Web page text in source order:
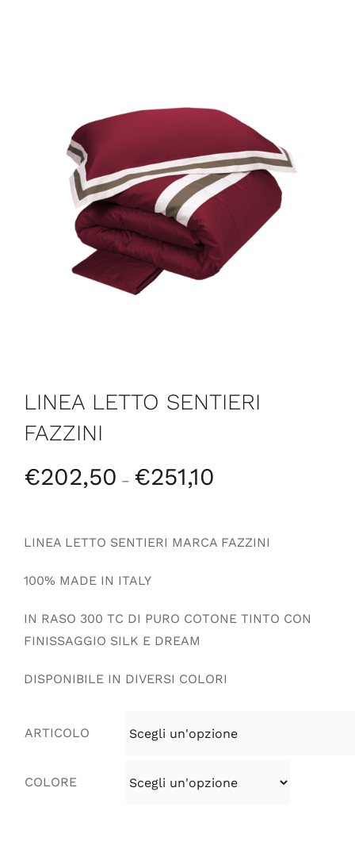
LINEA LETTO SENTIERI
FAZZINI
€202,50 – €251,10
LINEA LETTO SENTIERI MARCA FAZZINI
100% MADE IN ITALY
IN RASO 300 TC DI PURO COTONE TINTO CON
FINISSAGGIO SILK E DREAM
DISPONIBILE IN DIVERSI COLORI
ARTICOLO
COLORE